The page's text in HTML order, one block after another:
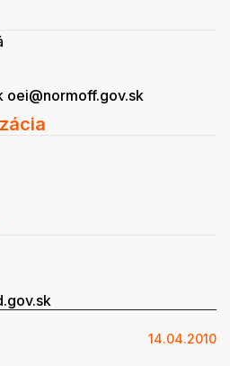
oei@normoff.gov.sk
14.04.2010